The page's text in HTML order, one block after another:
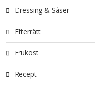
Dressing & Såser
Efterrätt
Frukost
Recept